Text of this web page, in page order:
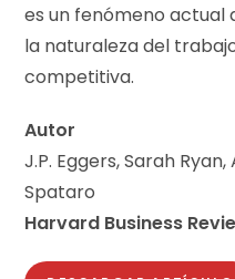
es un fenómeno actual
la naturaleza del
competitiva.
Autor
J.P. Eggers, Sarah
Spataro
Harvard Business